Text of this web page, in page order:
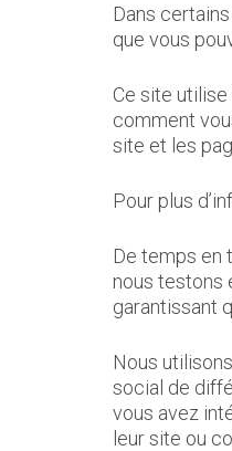
Dans
que vous
Ce site utilise
comment
site et les
Pour plus
De temps en
nous testons
garantissant
Nous
social de
vous avez
leur site ou